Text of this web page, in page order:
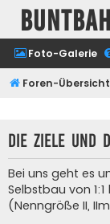
Foto-Galerie
Foren-Übersicht
Die Ziele und
Bei uns geht es
Selbstbau von 1:1
(Nenngröße II,